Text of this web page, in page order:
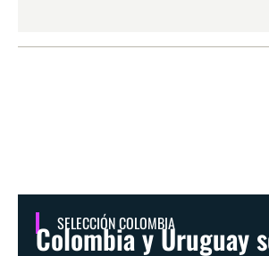
SELECCIÓN COLOMBIA
Colombia y Uruguay